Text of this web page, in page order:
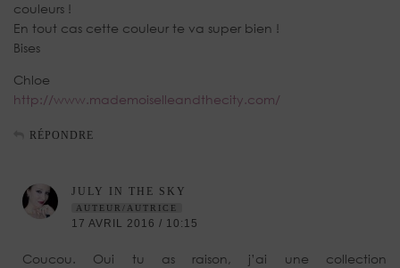
couleurs !
En tout cas cette couleur te va super bien !
Bises
Chloe
http://www.mademoiselleandthecity.com/
RÉPONDRE
JULY IN THE SKY
AUTEUR/AUTRICE
17 AVRIL 2016 / 10:15
Coucou. Oui tu as raison, j’ai une collection